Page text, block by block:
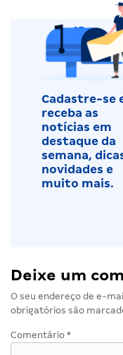
Cadastre-se
receba as
notícias em
destaque da
semana,
novidades e
muito mais.
Deixe um
O seu endereço de e-
obrigatórios são
Comentário *